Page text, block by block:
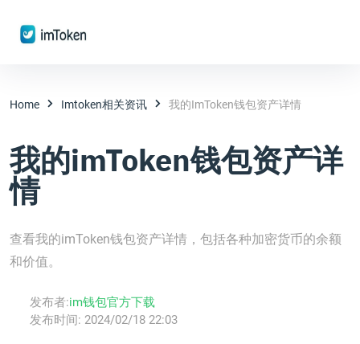
Home Imtoken相关资讯 我的imToken钱包资产详情
我的imToken钱包资产详
情
查看我的imToken钱包资产详情，包括各种加密货币的余额
和价值。
发布者:im钱包官方下载
发布时间: 2024/02/18 22:03